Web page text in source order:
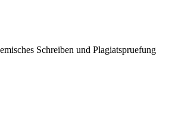
Schreiben und Plagiatspruefung